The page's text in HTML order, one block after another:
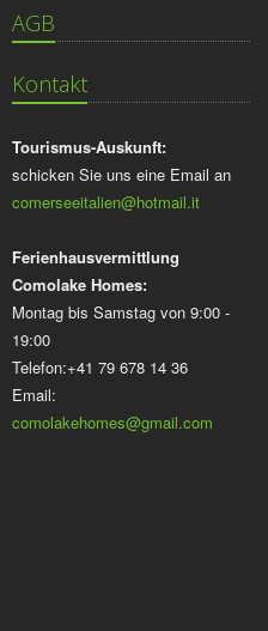
AGB
Kontakt
Tourismus-Auskunft:
schicken Sie uns eine Email an
comerseeitalien@hotmail.it
Ferienhausvermittlung
Comolake Homes:
Montag bis Samstag von 9:00 -
19:00
Telefon:+41 79 678 14 36
Email:
comolakehomes@gmail.com